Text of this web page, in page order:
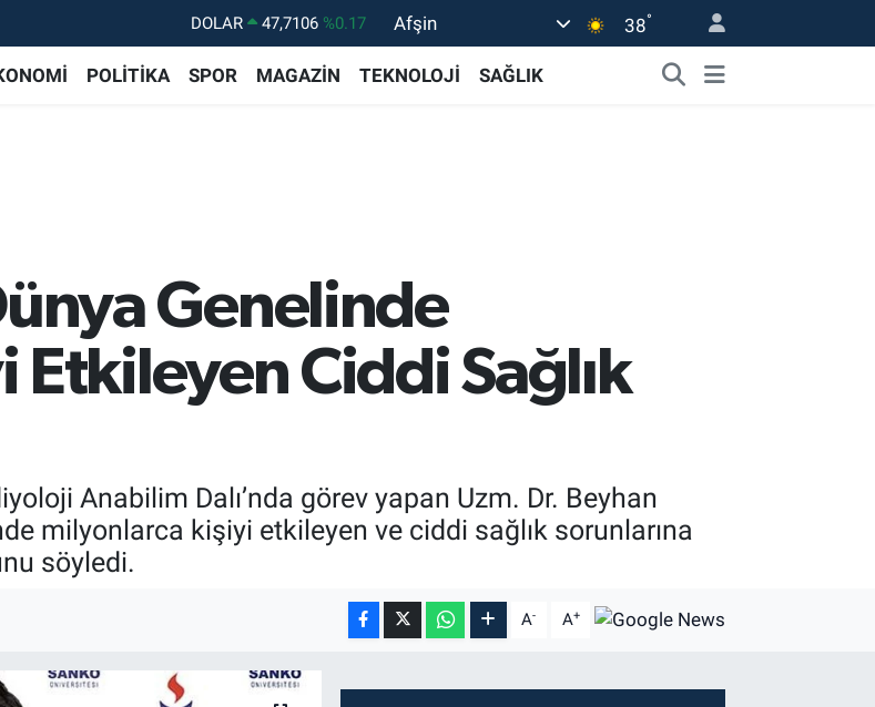
DOLAR 47,7106 %0.17
EURO
55,1652
%0.27
Afşin 38°
POLİTİKA SPOR MAGAZİN TEKNOLOJİ SAĞLIK
Genelinde
Ciddi Sağlık
Anabilim Dalı’nda görev yapan Uzm. Dr. Beyhan
milyonlarca kişiyi etkileyen ve ciddi sağlık sorunlarına
söyledi.
A- A+